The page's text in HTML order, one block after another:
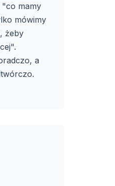
"co mamy
mówimy
żeby
a